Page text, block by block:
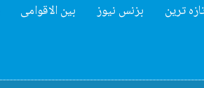
بین الاقوامی بزنس نیوز ترین